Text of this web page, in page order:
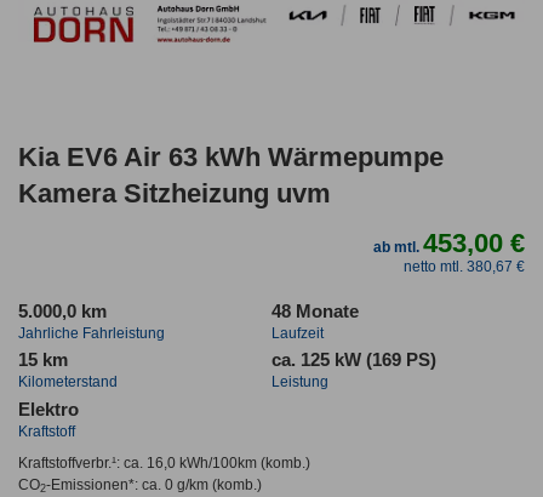
Kia EV6 Air 63 kWh Wärmepumpe
Kamera Sitzheizung uvm
ab mtl.453,00 €
netto mtl. 380,67 €
5.000,0 km
Jahrliche Fahrleistung
48 Monate
Laufzeit
15 km
Kilometerstand
ca. 125 kW (169 PS)
Leistung
Elektro
Kraftstoff
Kraftstoffverbr.¹: ca. 16,0 kWh/100km(komb.)
CO2-Emissionen*: ca. 0 g/km(komb.)